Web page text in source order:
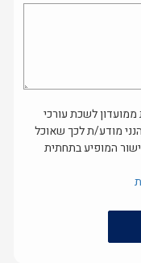
לשכת עורכי
מודע/ת לכך שאוכל
המופיע בתחתית